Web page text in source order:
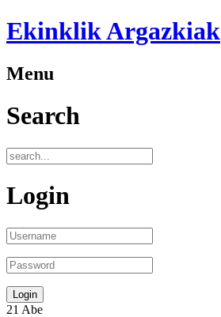
Ekinklik Argazkiak
Menu
Search
Login
21 Abe